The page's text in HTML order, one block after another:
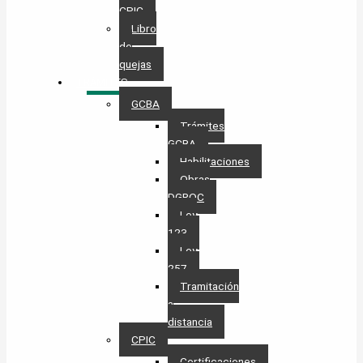
CPIC
Libro
de
quejas
TRÁMITES
GCBA
Trámites
GCBA
Habilitaciones
Obras
DGROC
Ley
123
Ley
257
Tramitación
a
distancia
CPIC